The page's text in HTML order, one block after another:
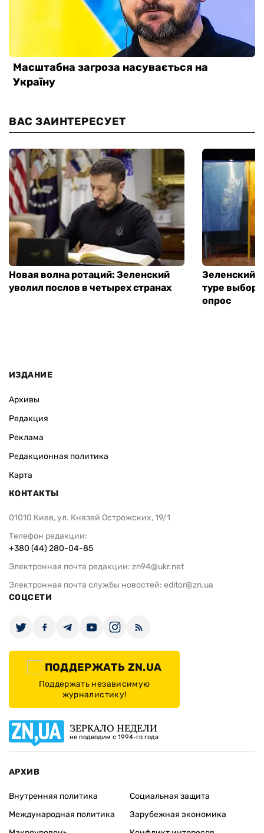
ВАС ЗАИНТЕРЕСУЕТ
Новая волна ротаций: Зеленский
уволил послов в четырех странах
Зеленский
туре
опрос
ИЗДАНИЕ
Архивы
Редакция
Реклама
Редакционная политика
Карта
КОНТАКТЫ
01010 Киев, ул. Князей Острожских, 19/1
Телефон редакции:
+380 (44) 280-04-85
Электронная почта редакции: zn94@ukr.net
Электронная почта службы новостей: editor@zn.ua
СОЦСЕТИ
ПОДДЕРЖАТЬ ZN.UA
Поддержать независимую
журналистику!
ЗЕРКАЛО НЕДЕЛИ
не подводим с 1994-го года
АРХИВ
Внутренняя политика
Международная политика
Социальная защита
Зарубежная экономика